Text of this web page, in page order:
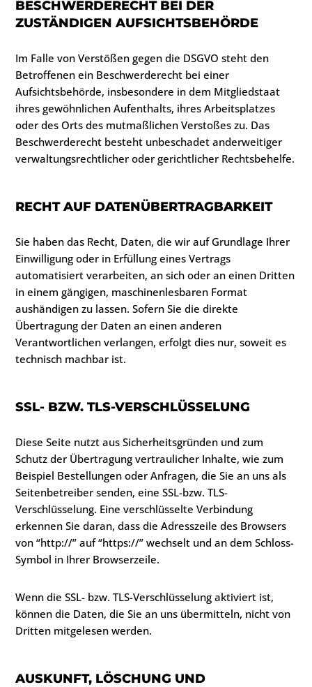
BESCHWERDERECHT BEI DER
ZUSTÄNDIGEN AUFSICHTSBEHÖRDE
Im Falle von Verstößen gegen die DSGVO steht den
Betroffenen ein Beschwerderecht bei einer
Aufsichtsbehörde, insbesondere in dem Mitgliedstaat
ihres gewöhnlichen Aufenthalts, ihres Arbeitsplatzes
oder des Orts des mutmaßlichen Verstoßes zu. Das
Beschwerderecht besteht unbeschadet anderweitiger
verwaltungsrechtlicher oder gerichtlicher Rechtsbehelfe.
RECHT AUF DATENÜBERTRAGBARKEIT
Sie haben das Recht, Daten, die wir auf Grundlage Ihrer
Einwilligung oder in Erfüllung eines Vertrags
automatisiert verarbeiten, an sich oder an einen Dritten
in einem gängigen, maschinenlesbaren Format
aushändigen zu lassen. Sofern Sie die direkte
Übertragung der Daten an einen anderen
Verantwortlichen verlangen, erfolgt dies nur, soweit es
technisch machbar ist.
SSL- BZW. TLS-VERSCHLÜSSELUNG
Diese Seite nutzt aus Sicherheitsgründen und zum
Schutz der Übertragung vertraulicher Inhalte, wie zum
Beispiel Bestellungen oder Anfragen, die Sie an uns als
Seitenbetreiber senden, eine SSL-bzw. TLS-
Verschlüsselung. Eine verschlüsselte Verbindung
erkennen Sie daran, dass die Adresszeile des Browsers
von “http://” auf “https://” wechselt und an dem Schloss-
Symbol in Ihrer Browserzeile.
Wenn die SSL- bzw. TLS-Verschlüsselung aktiviert ist,
können die Daten, die Sie an uns übermitteln, nicht von
Dritten mitgelesen werden.
AUSKUNFT, LÖSCHUNG UND